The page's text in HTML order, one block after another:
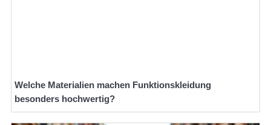
Welche Materialien machen Funktionskleidung
besonders hochwertig?